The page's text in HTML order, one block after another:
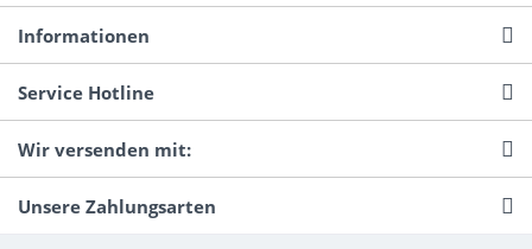
Informationen
Service Hotline
Wir versenden mit:
Unsere Zahlungsarten